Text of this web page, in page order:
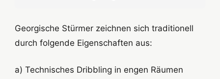
Georgische Stürmer zeichnen sich traditionell
durch folgende Eigenschaften aus:
a) Technisches Dribbling in engen Räumen